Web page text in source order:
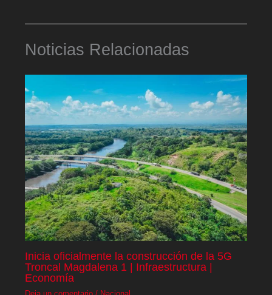
Noticias Relacionadas
Inicia oficialmente la construcción de la 5G
Troncal Magdalena 1 | Infraestructura |
Economía